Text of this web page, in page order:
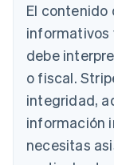
El contenido
informativos
debe
o fiscal.
integridad,
información
necesitas
Alemania
Deutsch
Australia
English
Austria
Bélgica
Nederlands
Brasil
Português